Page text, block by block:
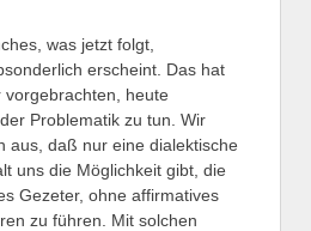
was jetzt folgt,
erscheint. Das hat
heute
Problematik zu tun. Wir
aus, daß nur eine dialektische
uns die Möglichkeit gibt, die
Gezeter, ohne affirmatives
zu führen. Mit solchen